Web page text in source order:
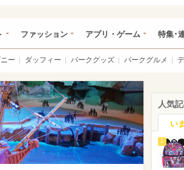
ファッション アプリ・ゲーム 特集･
ー ダッフィー パークグッズ パークグルメ
人気
い
1